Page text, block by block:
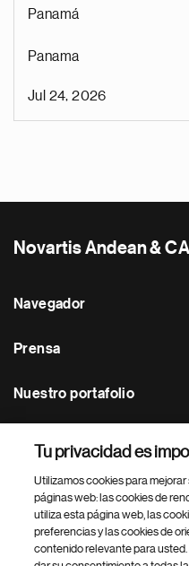
Panamá
Panama
Jul 24, 2026
Novartis Andean &
Navegador
Prensa
Nuestro portafolio
Footer Site Search
Tu privacidad es
Utilizamos cookies para
páginas web: las cookies de
utiliza esta página web, las
preferencias y las cookies de
contenido relevante para